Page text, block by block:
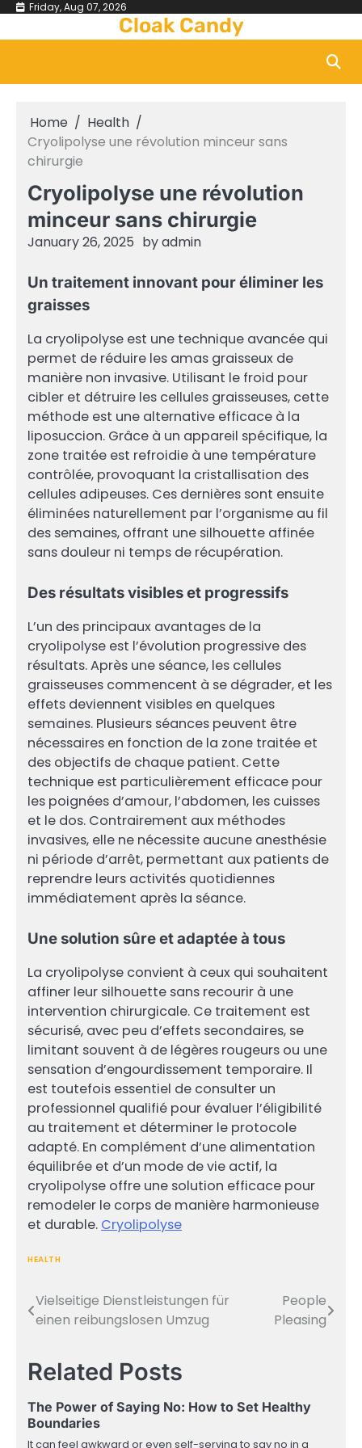
Skip Friday, Aug 07, 2026
Cloak Candy
Home
Health
Cryolipolyse une révolution minceur sans
chirurgie
Cryolipolyse une révolution
minceur sans chirurgie
January 26, 2025 byadmin
Un traitement innovant pour éliminer les
graisses
La cryolipolyse est une technique avancée qui
permet de réduire les amas graisseux de
manière non invasive. Utilisant le froid pour
cibler et détruire les cellules graisseuses, cette
méthode est une alternative efficace à la
liposuccion. Grâce à un appareil spécifique, la
zone traitée est refroidie à une température
contrôlée, provoquant la cristallisation des
cellules adipeuses. Ces dernières sont ensuite
éliminées naturellement par l’organisme au fil
des semaines, offrant une silhouette affinée
sans douleur ni temps de récupération.
Des résultats visibles et progressifs
L’un des principaux avantages de la
cryolipolyse est l’évolution progressive des
résultats. Après une séance, les cellules
graisseuses commencent à se dégrader, et les
effets deviennent visibles en quelques
semaines. Plusieurs séances peuvent être
nécessaires en fonction de la zone traitée et
des objectifs de chaque patient. Cette
technique est particulièrement efficace pour
les poignées d’amour, l’abdomen, les cuisses
et le dos. Contrairement aux méthodes
invasives, elle ne nécessite aucune anesthésie
ni période d’arrêt, permettant aux patients de
reprendre leurs activités quotidiennes
immédiatement après la séance.
Une solution sûre et adaptée à tous
La cryolipolyse convient à ceux qui souhaitent
affiner leur silhouette sans recourir à une
intervention chirurgicale. Ce traitement est
sécurisé, avec peu d’effets secondaires, se
limitant souvent à de légères rougeurs ou une
sensation d’engourdissement temporaire. Il
est toutefois essentiel de consulter un
professionnel qualifié pour évaluer l’éligibilité
au traitement et déterminer le protocole
adapté. En complément d’une alimentation
équilibrée et d’un mode de vie actif, la
cryolipolyse offre une solution efficace pour
remodeler le corps de manière harmonieuse
et durable. Cryolipolyse
HEALTH
Post
navigation
Vielseitige Dienstleistungen für
einen reibungslosen Umzug
People
Pleasing
Related Posts
The Power of Saying No: How to Set Healthy
Boundaries
It can feel awkward or even self-serving to say no in a